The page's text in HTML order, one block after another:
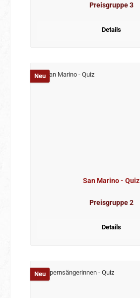
Preisgruppe 3
Details
Neu
San Marino - Quiz
Preisgruppe 2
Details
Neu